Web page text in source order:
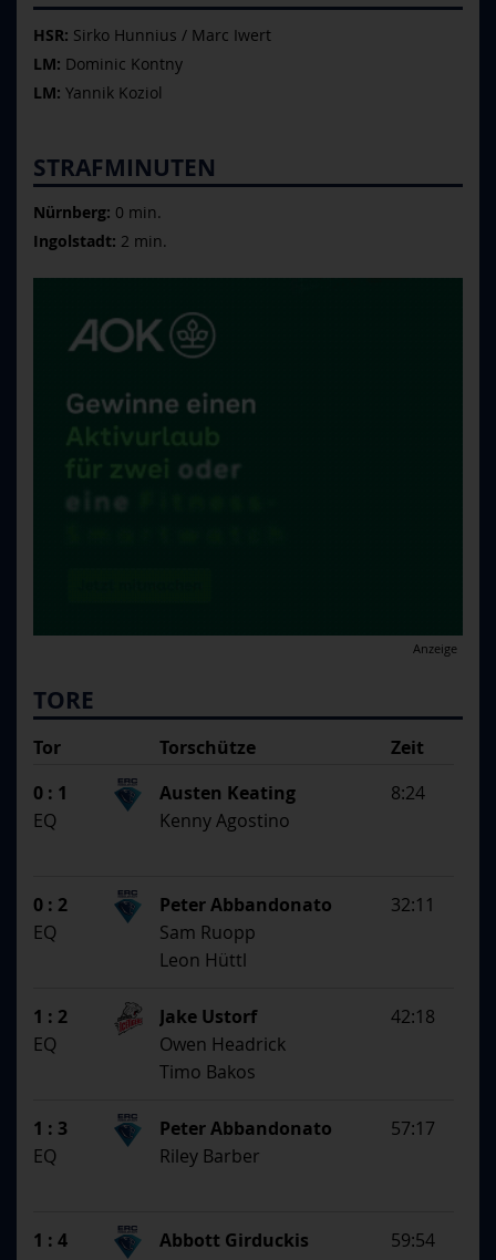
HSR: Sirko Hunnius / Marc Iwert
LM: Dominic Kontny
LM: Yannik Koziol
STRAFMINUTEN
Nürnberg: 0 min.
Ingolstadt: 2 min.
Anzeige
TORE
Tor Zeit
Torschütze
1. Assistent
2. Assistent
SS
0 : 1 8:24
Austen Keating
Kenny Agostino
EQ
0 : 2 32:11
Peter Abbandonato
Sam Ruopp
Leon Hüttl
EQ
1 : 2 42:18
Jake Ustorf
Owen Headrick
Timo Bakos
EQ
1 : 3 57:17
Peter Abbandonato
Riley Barber
EQ
1 : 4 59:54
Abbott Girduckis